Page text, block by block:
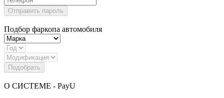
Отправить пароль
Подбор фаркопа автомобиля
Подобрать
О СИСТЕМЕ - PayU